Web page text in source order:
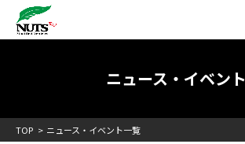
日本最大級のキャンピングカーメーカー
RV[テレビCM放送]
ニュース・イベント
TOP ニュース・イベント一覧